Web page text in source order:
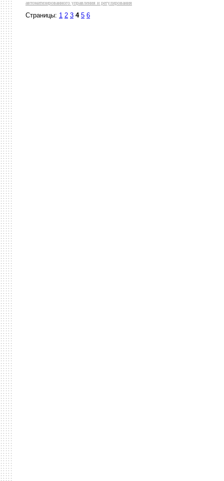
автоматизированного управления и регулирования
Страницы: 1 2 3 4 5 6